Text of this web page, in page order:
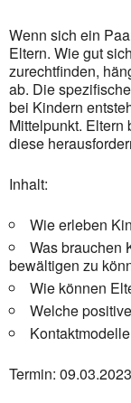
Wenn sich ein
Eltern. Wie gut
zurechtfinden,
ab. Die
bei Kindern
Mittelpunkt. Eltern
diese
Inhalt:
Wie erleben
Was brauchen
bewältigen zu
Wie können
Welche
Termin: